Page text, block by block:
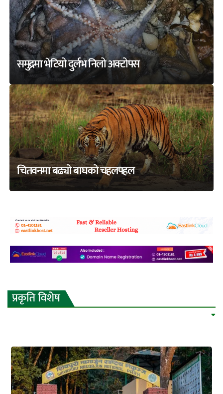
समुद्रमा भेटियो दुर्लभ निलो अक्टोपस
चितवनमा बढ्यो बाघको चहलपहल